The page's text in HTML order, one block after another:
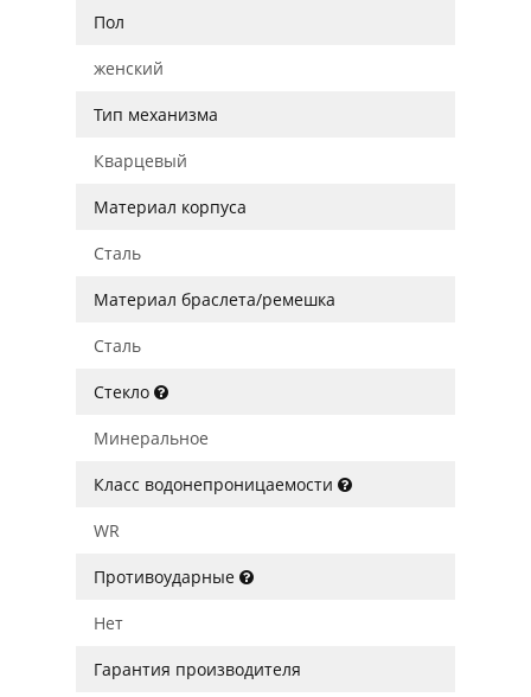
Пол
женский
Тип механизма
Кварцевый
Материал корпуса
Сталь
Материал браслета/ремешка
Сталь
Стекло
Минеральное
Класс водонепроницаемости
WR
Противоударные
Нет
Гарантия производителя